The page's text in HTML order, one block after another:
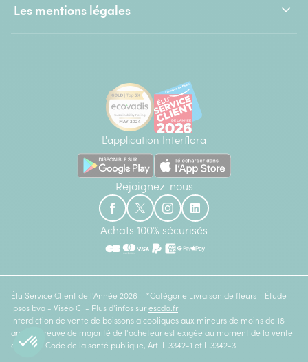
Les mentions légales
L'application Interflora
Rejoignez-nous
Achats 100% sécurisés
Élu Service Client de l'Année 2026 - *Catégorie Livraison de fleurs - Étude
Ipsos bva - Viséo CI - Plus d'infos sur escda.fr
Interdiction de vente de boissons alcooliques aux mineurs de moins de 18
ans. La preuve de majorité de l'acheteur est exigée au moment de la vente
en ligne. Code de la santé publique, Art. L.3342-1 et L.3342-3